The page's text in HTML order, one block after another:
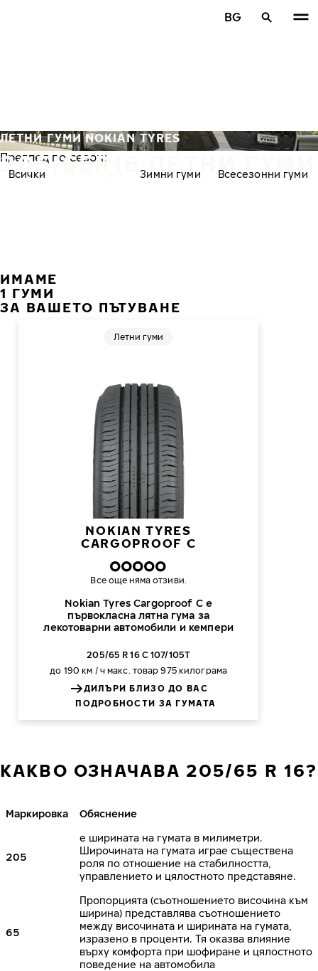
BG
205/65R16 ЛЕТНИ ГУМИ
ЛЕТНИ ГУМИ NOKIAN TYRES
Преглед по сезон:
Всички Зимни гуми Всесезонни гуми
ИМАМЕ
1 ГУМИ
ЗА ВАШЕТО ПЪТУВАНЕ
NOKIAN TYRES
CARGOPROOF C
Nokian Tyres Cargoproof C е
първокласна лятна гума за
лекотоварни автомобили и кемпери
Летни гуми
Все още няма отзиви.
205/65 R 16 C 107/105T
до 190 км / ч макс. товар 975 килограма
ДИЛЪРИ БЛИЗО ДО ВАС
ПОДРОБНОСТИ ЗА ГУМАТА
КАКВО ОЗНАЧАВА 205/65 R 16?
Маркировка Обяснение
205
е ширината на гумата в милиметри.
Широчината на гумата играе съществена
роля по отношение на стабилността,
управлението и цялостното представяне.
65
Пропорцията (съотношението височина към
ширина) представлява съотношението
между височината и ширината на гумата,
изразено в проценти. Тя оказва влияние
върху комфорта при шофиране и цялостното
поведение на автомобила